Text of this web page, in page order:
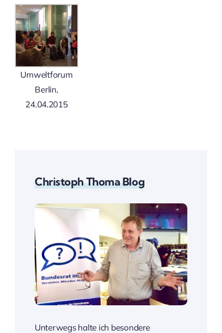
Umweltforum
Berlin,
24.04.2015
Christoph Thoma Blog
Unterwegs halte ich besondere